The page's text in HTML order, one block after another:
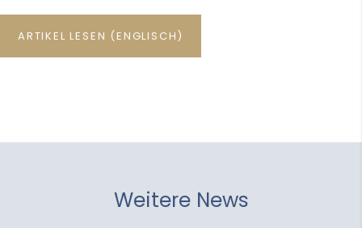
ARTIKEL LESEN (ENGLISCH)
Weitere News